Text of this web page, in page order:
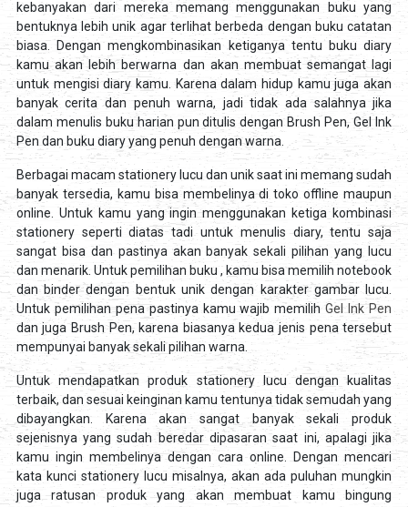
kebanyakan dari mereka memang menggunakan buku yang
bentuknya lebih unik agar terlihat berbeda dengan buku catatan
biasa. Dengan mengkombinasikan ketiganya tentu buku diary
kamu akan lebih berwarna dan akan membuat semangat lagi
untuk mengisi diary kamu. Karena dalam hidup kamu juga akan
banyak cerita dan penuh warna, jadi tidak ada salahnya jika
dalam menulis buku harian pun ditulis dengan Brush Pen, Gel Ink
Pen dan buku diary yang penuh dengan warna.
Berbagai macam stationery lucu dan unik saat ini memang sudah
banyak tersedia, kamu bisa membelinya di toko offline maupun
online. Untuk kamu yang ingin menggunakan ketiga kombinasi
stationery seperti diatas tadi untuk menulis diary, tentu saja
sangat bisa dan pastinya akan banyak sekali pilihan yang lucu
dan menarik. Untuk pemilihan buku , kamu bisa memilih notebook
dan binder dengan bentuk unik dengan karakter gambar lucu.
Untuk pemilihan pena pastinya kamu wajib memilihGel Ink Pen
dan juga Brush Pen, karena biasanya kedua jenis pena tersebut
mempunyai banyak sekali pilihan warna.
Untuk mendapatkan produk stationery lucu dengan kualitas
terbaik, dan sesuai keinginan kamu tentunya tidak semudah yang
dibayangkan. Karena akan sangat banyak sekali produk
sejenisnya yang sudah beredar dipasaran saat ini, apalagi jika
kamu ingin membelinya dengan cara online. Dengan mencari
kata kunci stationery lucu misalnya, akan ada puluhan mungkin
juga ratusan produk yang akan membuat kamu bingung